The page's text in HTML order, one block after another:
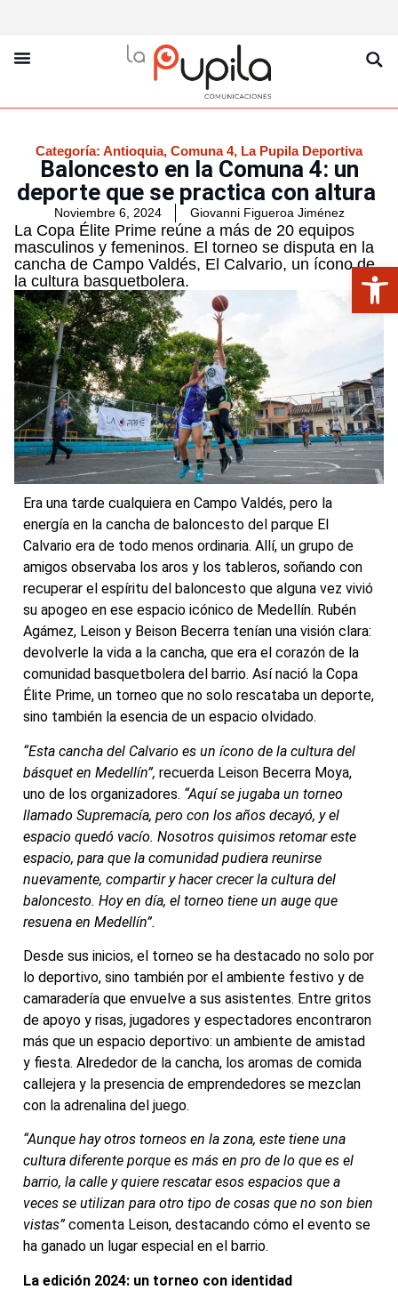
Categoría: Antioquia, Comuna 4, La Pupila Deportiva
Baloncesto en la Comuna 4: un
deporte que se practica con altura
Noviembre 6, 2024 Giovanni Figueroa Jiménez
La Copa Élite Prime reúne a más de 20 equipos
masculinos y femeninos. El torneo se disputa en la
cancha de Campo Valdés, El Calvario, un ícono de
la cultura basquetbolera.
Era una tarde cualquiera en Campo Valdés, pero la
energía en la cancha de baloncesto del parque El
Calvario era de todo menos ordinaria. Allí, un grupo de
amigos observaba los aros y los tableros, soñando con
recuperar el espíritu del baloncesto que alguna vez vivió
su apogeo en ese espacio icónico de Medellín. Rubén
Agámez, Leison y Beison Becerra tenían una visión clara:
devolverle la vida a la cancha, que era el corazón de la
comunidad basquetbolera del barrio. Así nació la Copa
Élite Prime, un torneo que no solo rescataba un deporte,
sino también la esencia de un espacio olvidado.
“Esta cancha del Calvario es un ícono de la cultura del
básquet en Medellín”, recuerda Leison Becerra Moya,
uno de los organizadores. “Aquí se jugaba un torneo
llamado Supremacía, pero con los años decayó, y el
espacio quedó vacío. Nosotros quisimos retomar este
espacio, para que la comunidad pudiera reunirse
nuevamente, compartir y hacer crecer la cultura del
baloncesto. Hoy en día, el torneo tiene un auge que
resuena en Medellín”.
Desde sus inicios, el torneo se ha destacado no solo por
lo deportivo, sino también por el ambiente festivo y de
camaradería que envuelve a sus asistentes. Entre gritos
de apoyo y risas, jugadores y espectadores encontraron
más que un espacio deportivo: un ambiente de amistad
y fiesta. Alrededor de la cancha, los aromas de comida
callejera y la presencia de emprendedores se mezclan
con la adrenalina del juego.
“Aunque hay otros torneos en la zona, este tiene una
cultura diferente porque es más en pro de lo que es el
barrio, la calle y quiere rescatar esos espacios que a
veces se utilizan para otro tipo de cosas que no son bien
vistas”comenta Leison, destacando cómo el evento se
ha ganado un lugar especial en el barrio.
La edición 2024: un torneo con identidad
Abrir